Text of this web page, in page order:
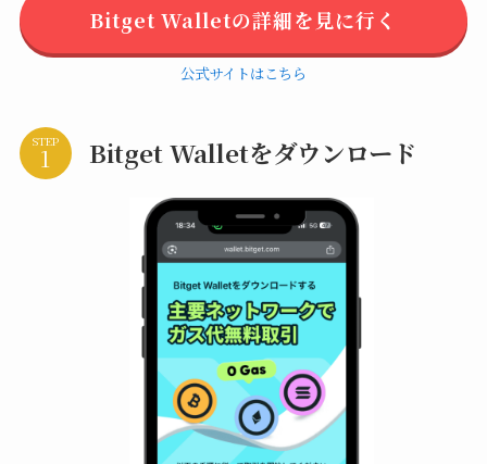
Bitget Walletの詳細を見に行く
公式サイトはこちら
STEP Bitget Walletをダウンロード